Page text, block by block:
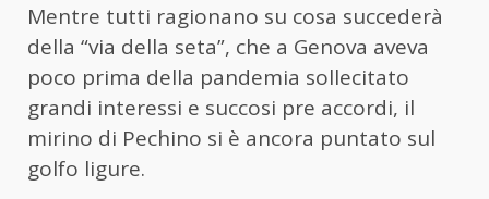
Mentre tutti ragionano su cosa succederà
della “via della seta”, che a Genova aveva
poco prima della pandemia sollecitato
grandi interessi e succosi pre accordi, il
mirino di Pechino si è ancora puntato sul
golfo ligure.